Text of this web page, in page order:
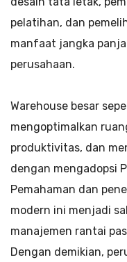
pelatihan, dan
manfaat jangka
perusahaan.
Warehouse besar
mengoptimalkan
produktivitas, dan
dengan mengadopsi
Pemahaman dan
modern ini menjadi
manajemen rantai
Dengan demikian,